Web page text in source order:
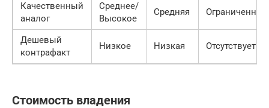
Качественный
аналог
Среднее/
Высокое
Средняя Ограниченная
Дешевый
контрафакт
Низкое Низкая Отсутствует
Стоимость владения